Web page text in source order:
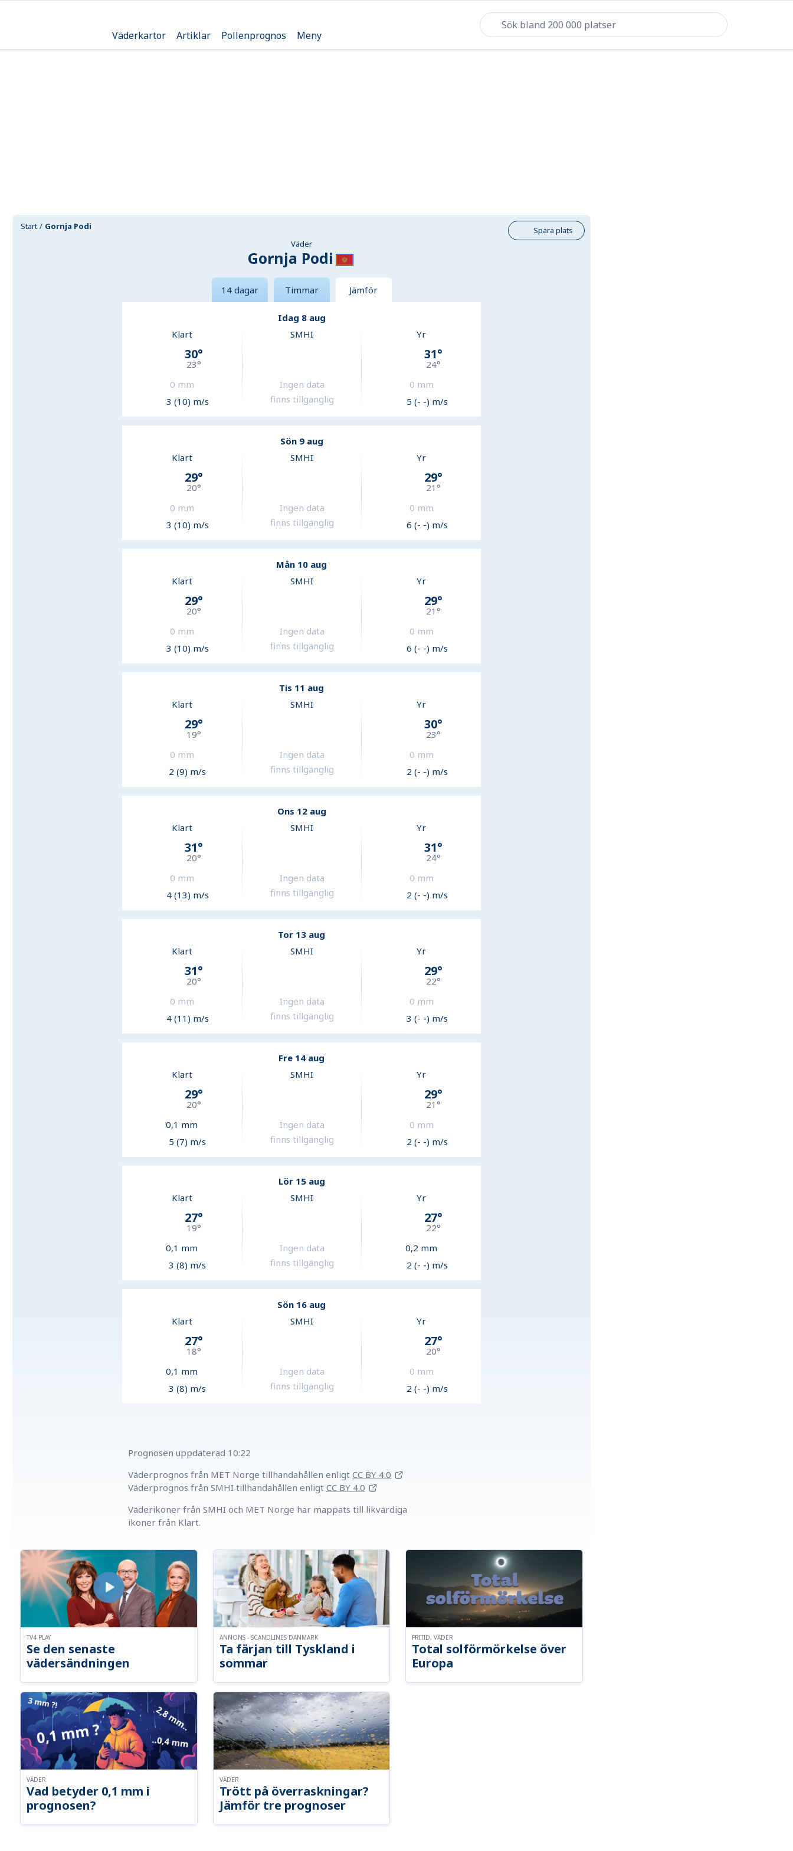
Väderkartor Artiklar Pollenprognos Meny
Start Gornja Podi
Spara plats
Väder
Gornja Podi
14 dagar Timmar Jämför
Idag 8 aug
Klart
30°
23°
0 mm
3 (10) m/s
SMHI
Ingen data
finns tillgänglig
Yr
31°
24°
0 mm
5 (- -) m/s
Sön 9 aug
Klart
29°
20°
0 mm
3 (10) m/s
SMHI
Ingen data
finns tillgänglig
Yr
29°
21 °
0 mm
6 (- -) m/s
Mån 10 aug
Klart
29°
20°
0 mm
3 (10) m/s
SMHI
Ingen data
finns tillgänglig
Yr
29°
21 °
0 mm
6 (- -) m/s
Tis 11 aug
Klart
29°
19°
0 mm
2 (9) m/s
SMHI
Ingen data
finns tillgänglig
Yr
30°
23°
0 mm
2 (- -) m/s
Ons 12 aug
Klart
31°
20°
0 mm
4 (13) m/s
SMHI
Ingen data
finns tillgänglig
Yr
31°
24°
0 mm
2 (- -) m/s
Tor 13 aug
Klart
31°
20°
0 mm
4 (11) m/s
SMHI
Ingen data
finns tillgänglig
Yr
29°
22°
0 mm
3 (- -) m/s
Fre 14 aug
Klart
29°
20°
0,1 mm
5 (7) m/s
SMHI
Ingen data
finns tillgänglig
Yr
29°
21 °
0 mm
2 (- -) m/s
Lör 15 aug
Klart
27°
19°
0,1 mm
3 (8) m/s
SMHI
Ingen data
finns tillgänglig
Yr
27°
22°
0,2 mm
2 (- -) m/s
Sön 16 aug
Klart
27°
18°
0,1 mm
3 (8) m/s
SMHI
Ingen data
finns tillgänglig
Yr
27°
20°
0 mm
2 (- -) m/s
Prognosen uppdaterad 10:22
Väderprognos från MET Norge tillhandahållen enligt CC BY 4.0
Väderprognos från SMHI tillhandahållen enligt CC BY 4.0
Väderikoner från SMHI och MET Norge har mappats till likvärdiga
ikoner från Klart.
Se den senaste
vädersändningen
TV4 PLAY
Ta färjan till Tyskland i
sommar
ANNONS - SCANDLINES DANMARK
Total solförmörkelse över
Europa
FRITID, VÄDER
Vad betyder 0,1 mm i
prognosen?
VÄDER
Trött på överraskningar?
Jämför tre prognoser
VÄDER